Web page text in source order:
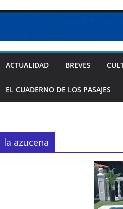
ACTUALIDAD BREVES
EL CUADERNO DE LOS PASAJES
la azucena